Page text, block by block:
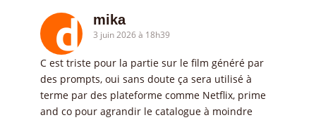
mika
3 juin 2026 à 18h39
C est triste pour la partie sur le film généré par
des prompts, oui sans doute ça sera utilisé à
terme par des plateforme comme Netflix, prime
and co pour agrandir le catalogue à moindre